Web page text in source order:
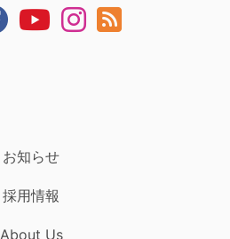
お知らせ
採用情報
About Us